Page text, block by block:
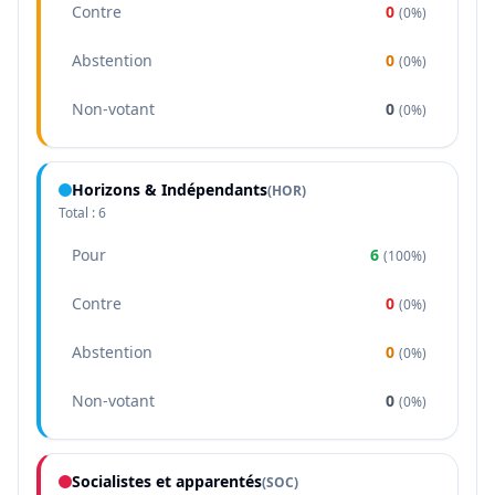
Contre 0 (0%)
Abstention 0 (0%)
Non-votant 0 (0%)
Horizons & Indépendants(HOR)
Total :6
Pour 6 (100%)
Contre 0 (0%)
Abstention 0 (0%)
Non-votant 0 (0%)
Socialistes et apparentés(SOC)